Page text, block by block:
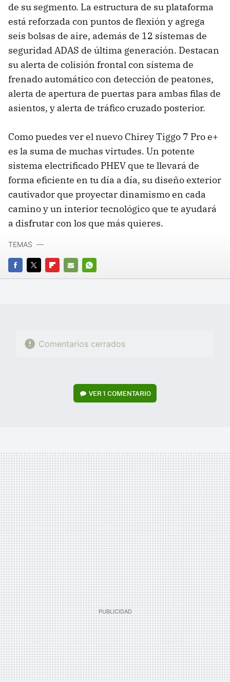
de su segmento. La estructura de su plataforma
está reforzada con puntos de flexión y agrega
seis bolsas de aire, además de 12 sistemas de
seguridad ADAS de última generación. Destacan
su alerta de colisión frontal con sistema de
frenado automático con detección de peatones,
alerta de apertura de puertas para ambas filas de
asientos, y alerta de tráfico cruzado posterior.
Como puedes ver el nuevo Chirey Tiggo 7 Pro e+
es la suma de muchas virtudes. Un potente
sistema electrificado PHEV que te llevará de
forma eficiente en tu día a día, su diseño exterior
cautivador que proyectar dinamismo en cada
camino y un interior tecnológico que te ayudará
a disfrutar con los que más quieres.
FACEBOOK
TWITTERFLIPBOARD
E-
WHATSAPP
TEMAS
Comentarios cerrados
VER1 COMENTARIO